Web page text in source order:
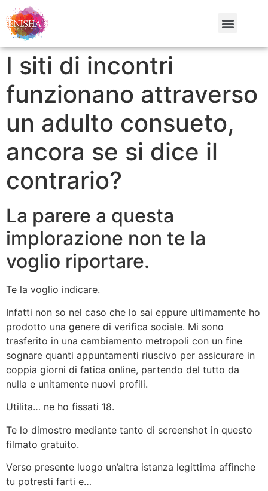
I siti di incontri
funzionano attraverso
un adulto consueto,
ancora se si dice il
contrario?
La parere a questa
implorazione non te la
voglio riportare.
Te la voglio indicare.
Infatti non so nel caso che lo sai eppure ultimamente ho
prodotto una genere di verifica sociale. Mi sono
trasferito in una cambiamento metropoli con un fine
sognare quanti appuntamenti riuscivo per assicurare in
coppia giorni di fatica online, partendo del tutto da
nulla e unitamente nuovi profili.
Utilita… ne ho fissati 18.
Te lo dimostro mediante tanto di screenshot in questo
filmato gratuito.
Verso presente luogo un’altra istanza legittima affinche
tu potresti farti e…